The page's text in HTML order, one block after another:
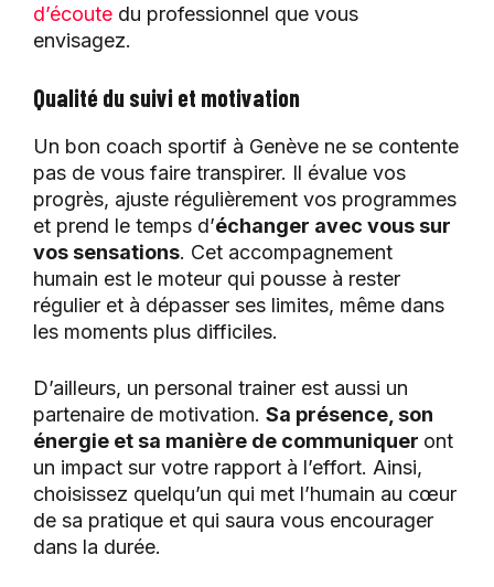
d’écoute du professionnel que vous
envisagez.
Qualité du suivi et motivation
Un bon coach sportif à Genève ne se contente
pas de vous faire transpirer. Il évalue vos
progrès, ajuste régulièrement vos programmes
et prend le temps d’échanger avec vous sur
vos sensations. Cet accompagnement
humain est le moteur qui pousse à rester
régulier et à dépasser ses limites, même dans
les moments plus difficiles.
D’ailleurs, un personal trainer est aussi un
partenaire de motivation. Sa présence, son
énergie et sa manière de communiquer ont
un impact sur votre rapport à l’effort. Ainsi,
choisissez quelqu’un qui met l’humain au cœur
de sa pratique et qui saura vous encourager
dans la durée.